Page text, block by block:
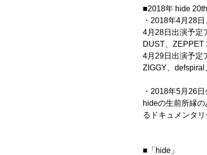
■2018年 hide
・2018年4月28
4月28日出演予定
DUST、ZEPPET
4月29日出演予定
ZIGGY、defspiral
・2018年5月26
hideの生前所縁
るドキュメンタ
■「hide」